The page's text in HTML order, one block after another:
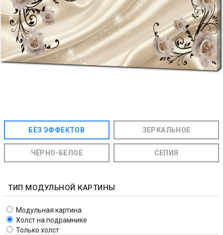
БЕЗ ЭФФЕКТОВ ЗЕРКАЛЬНОЕ
ЧЁРНО-БЕЛОЕ СЕПИЯ
ТИП МОДУЛЬНОЙ КАРТИНЫ
Модульная картина
Холст на подрамнике
Только холст